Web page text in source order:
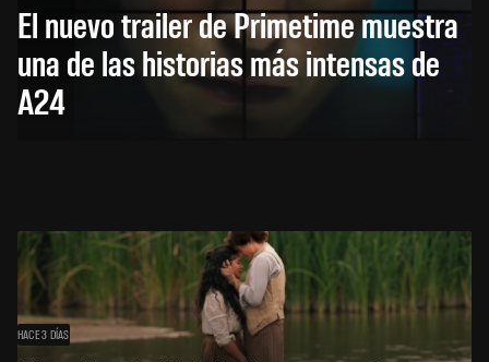
El nuevo trailer de Primetime muestra
una de las historias más intensas de
A24
HACE 3 DÍAS